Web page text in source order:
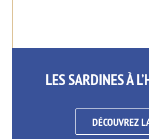
LES SARDINES À
DÉCOUVREZ